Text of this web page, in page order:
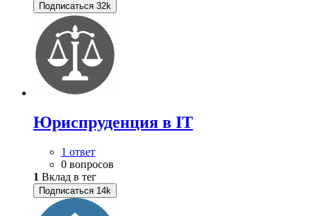
Подписаться 32k
Юриспруденция в IT
1 ответ
0 вопросов
1 Вклад в тег
Подписаться 14k